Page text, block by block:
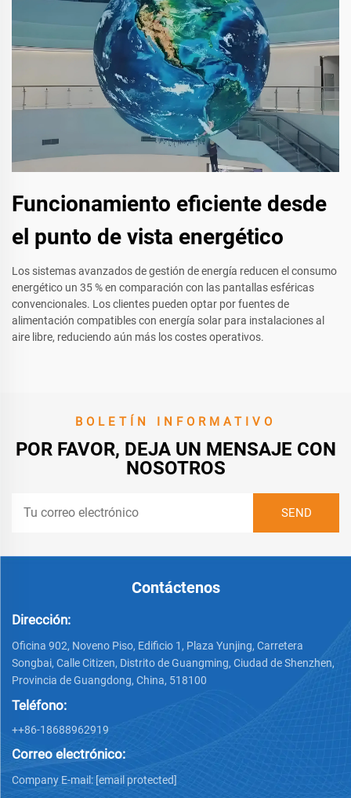
Funcionamiento eficiente desde
el punto de vista energético
Los sistemas avanzados de gestión de energía reducen el consumo
energético un 35 % en comparación con las pantallas esféricas
convencionales. Los clientes pueden optar por fuentes de
alimentación compatibles con energía solar para instalaciones al
aire libre, reduciendo aún más los costes operativos.
BOLETÍN INFORMATIVO
POR FAVOR, DEJA UN MENSAJE CON
NOSOTROS
Contáctenos
Dirección:
Oficina 902, Noveno Piso, Edificio 1, Plaza Yunjing, Carretera
Songbai, Calle Citizen, Distrito de Guangming, Ciudad de Shenzhen,
Provincia de Guangdong, China, 518100
Teléfono:
++86-18688962919
Correo electrónico:
Company E-mail: [email protected]